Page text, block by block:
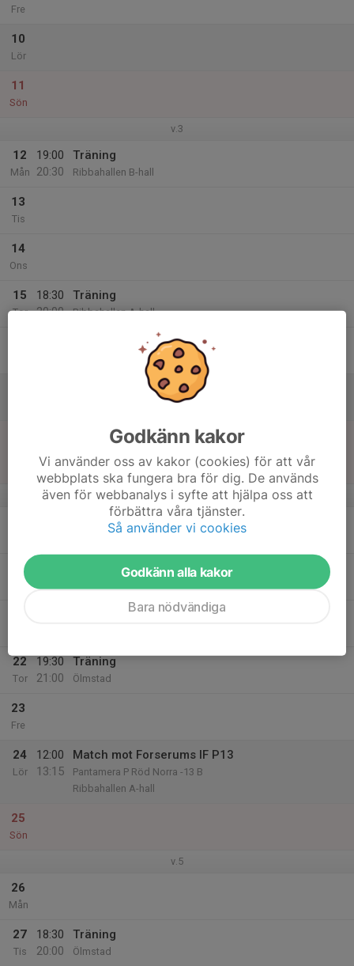
Fre
10
Lör
11
Sön
v.3
12
Mån
19:00
20:30
Träning
Ribbahallen B-hall
13
Tis
14
Ons
15
Tor
18:30
20:00
Träning
Ribbahallen A-hall
Match mot Gnosjö IBK P13
Ribbahallen A-hall
v.4
20
Tis
Styrelsemöte huvudstyrelsen
22
Tor
19:30
21:00
Träning
Ölmstad
23
Fre
24
Lör
12:00
13:15
Match mot Forserums IF P13
Pantamera P Röd Norra -13 B
Ribbahallen A-hall
25
Sön
v.5
26
Mån
27
Tis
18:30
20:00
Träning
Ölmstad
Godkänn kakor
Vi använder oss av kakor (cookies) för att vår
webbplats ska fungera bra för dig. De används
även för webbanalys i syfte att hjälpa oss att
förbättra våra tjänster.
Så använder vi cookies
Godkänn alla kakor
Bara nödvändiga